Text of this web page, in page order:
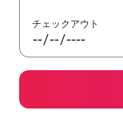
チェックアウト